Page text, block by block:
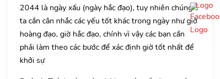
2044 là ngày xấu (ngày hắc đạo), tuy nhiên chúng
ta cần cân nhắc các yếu tốt khác trong ngày như giờ
hoàng đạo, giờ hắc đạo, chính vì vậy các bạn cần
phải làm theo các bước để xác định giờ tốt nhất để
khởi sự